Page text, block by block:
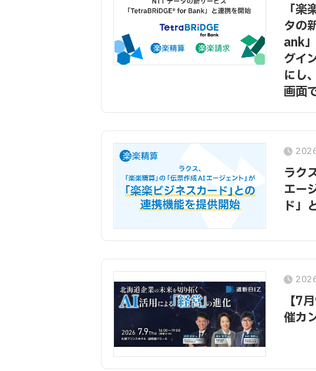
「
タの
ank
グイ
にし
画面
ラク
エー
ド」
【7
催カ